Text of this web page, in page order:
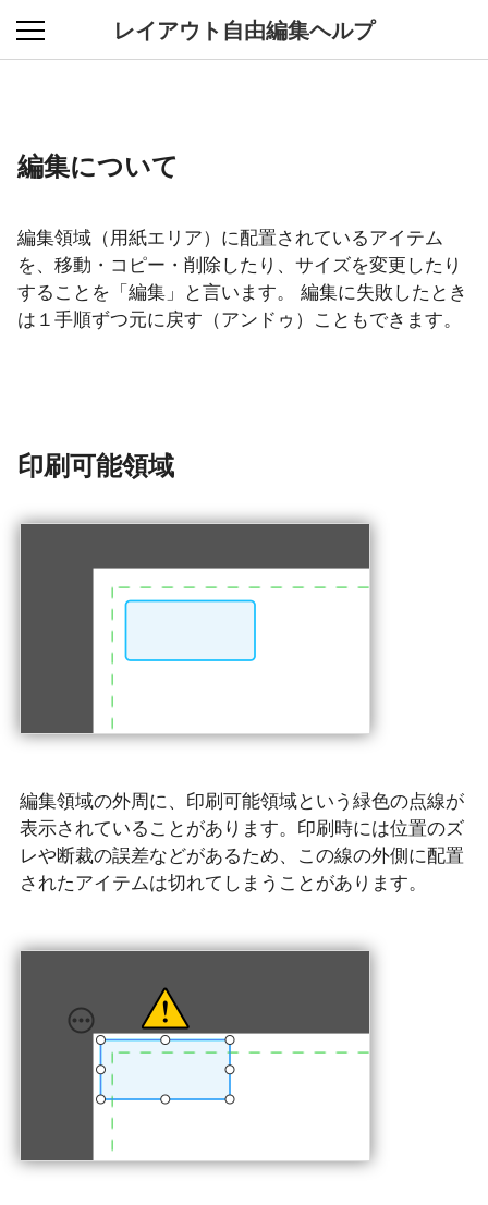
レイアウト自由編集ヘルプ
編集について
編集領域（用紙エリア）に配置されているアイテム
を、移動・コピー・削除したり、サイズを変更したり
することを「編集」と言います。 編集に失敗したとき
は１手順ずつ元に戻す（アンドゥ）こともできます。
印刷可能領域
編集領域の外周に、印刷可能領域という緑色の点線が
表示されていることがあります。印刷時には位置のズ
レや断裁の誤差などがあるため、この線の外側に配置
されたアイテムは切れてしまうことがあります。